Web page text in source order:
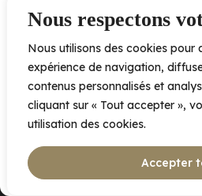
Nous respectons
Nous utilisons des cookies pour
expérience de navigation,
contenus personnalisés et
cliquant sur « Tout accepter »,
utilisation des cookies.
Accepter
et fonctions.
Refuser